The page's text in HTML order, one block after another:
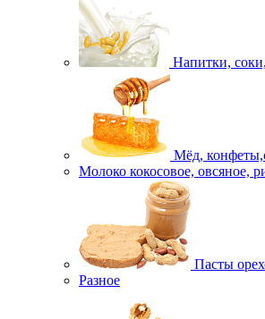
Напитки,
Мёд,
Молоко кокосовое, овсяное,
Пасты
Разное